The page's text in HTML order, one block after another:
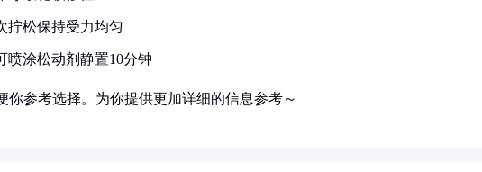
拧松保持受力均匀
喷涂松动剂静置10分钟
你参考选择。为你提供更加详细的信息参考～